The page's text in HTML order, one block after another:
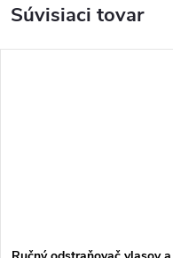
Súvisiaci tovar